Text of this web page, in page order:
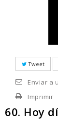
Tweet
Enviar a
Imprimir
60. Hoy